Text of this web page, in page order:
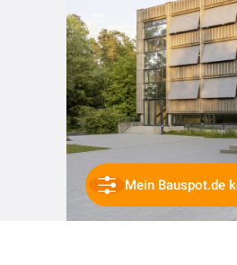
Mein Bauspot.de